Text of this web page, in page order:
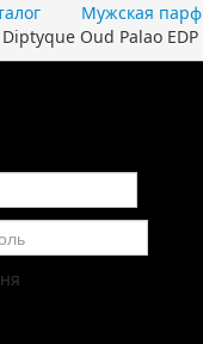
Мужская
Diptyque Oud Palao